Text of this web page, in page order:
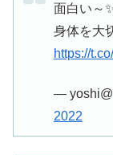
面白い～
身体を大
https://
— yoshi@
2022